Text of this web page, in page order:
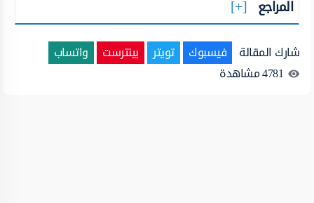
المراجع
شارك المقالة فيسبوك تويتر بينترست
واتساب
4781مشاهدة